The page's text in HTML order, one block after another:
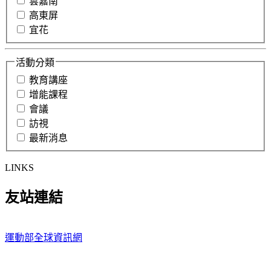
高東屏
宜花
活動分類
教育講座
增能課程
會議
訪視
最新消息
LINKS
友站連結
運動部全球資訊網